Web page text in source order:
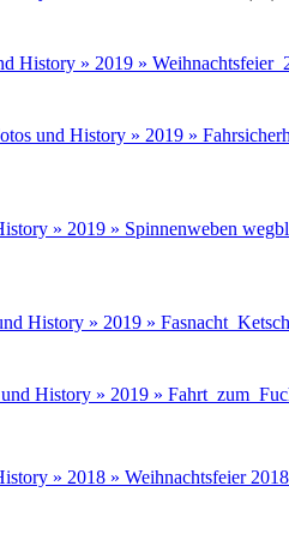
History » 2019 »
und History » 2019 »
» 2019 » Spinnenweben
History » 2019 »
History » 2019 »
» 2018 » Weihnachtsfeier 2018